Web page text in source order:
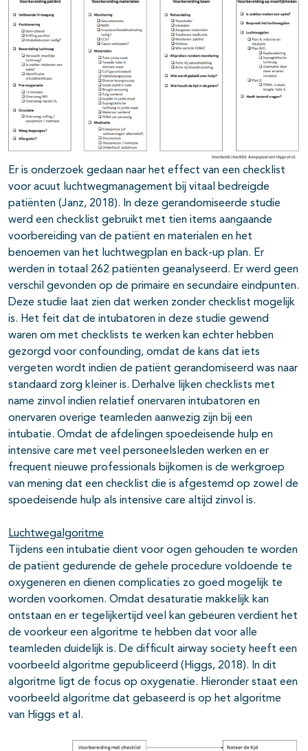
Er is onderzoek gedaan naar het effect van een checklist
voor acuut luchtwegmanagement bij vitaal bedreigde
patiënten (Janz, 2018). In deze gerandomiseerde studie
werd een checklist gebruikt met tien items aangaande
voorbereiding van de patiënt en materialen en het
benoemen van het luchtwegplan en back-up plan. Er
werden in totaal 262 patiënten geanalyseerd. Er werd geen
verschil gevonden op de primaire en secundaire eindpunten.
Deze studie laat zien dat werken zonder checklist mogelijk
is. Het feit dat de intubatoren in deze studie gewend
waren om met checklists te werken kan echter hebben
gezorgd voor confounding, omdat de kans dat iets
vergeten wordt indien de patiënt gerandomiseerd was naar
standaard zorg kleiner is. Derhalve lijken checklists met
name zinvol indien relatief onervaren intubatoren en
onervaren overige teamleden aanwezig zijn bij een
intubatie. Omdat de afdelingen spoedeisende hulp en
intensive care met veel personeelsleden werken en er
frequent nieuwe professionals bijkomen is de werkgroep
van mening dat een checklist die is afgestemd op zowel de
spoedeisende hulp als intensive care altijd zinvol is.
Luchtwegalgoritme
Tijdens een intubatie dient voor ogen gehouden te worden
de patiënt gedurende de gehele procedure voldoende te
oxygeneren en dienen complicaties zo goed mogelijk te
worden voorkomen. Omdat desaturatie makkelijk kan
ontstaan en er tegelijkertijd veel kan gebeuren verdient het
de voorkeur een algoritme te hebben dat voor alle
teamleden duidelijk is. De difficult airway society heeft een
voorbeeld algoritme gepubliceerd (Higgs, 2018). In dit
algoritme ligt de focus op oxygenatie. Hieronder staat een
voorbeeld algoritme dat gebaseerd is op het algoritme
van Higgs et al.